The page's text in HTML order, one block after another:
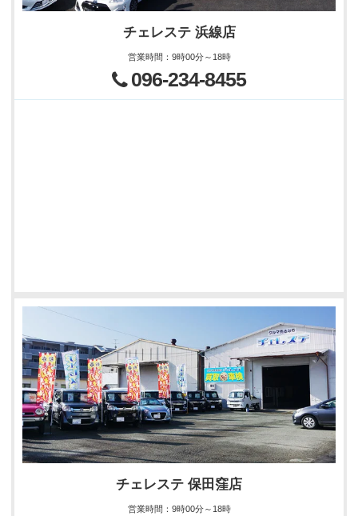
チェレステ 浜線店
営業時間 ： 9時00分～18時
096-234-8455
チェレステ 保田窪店
営業時間 ： 9時00分～18時